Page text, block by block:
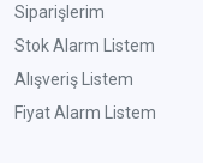
Siparişlerim
Stok Alarm Listem
Alışveriş Listem
Fiyat Alarm Listem